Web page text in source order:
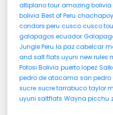
altiplano tour amazing bolivia
bolivia Best of Peru
condors peru cusco cusco
galapagos ecuador
Jungle Peru la paz cabelcar
and salt flats uyuni new rules
Potosi Bolivia puerto lopez
pedro de atacama san
sucre sucre tarrabuco taylor
uyuni saltflats Wayna picchu